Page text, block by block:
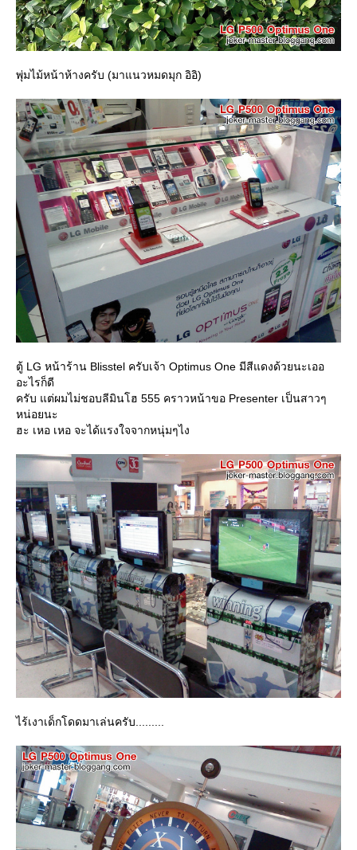
พุ่มไม้หน้าห้างครับ (มาแนวหมดมุก อิอิ)
ตู้ LG หน้าร้าน Blisstel ครับเจ้า Optimus One มีสีแดงด้วยนะเออ
อะไรก็ดี
ครับ แต่ผมไม่ชอบลีมินโฮ 555 คราวหน้าขอ Presenter เป็นสาวๆ
หน่อยนะ
ฮะ เหอ เหอ จะได้แรงใจจากหนุ่มๆไง
ไร้เงาเด็กโดดมาเล่นครับ.........